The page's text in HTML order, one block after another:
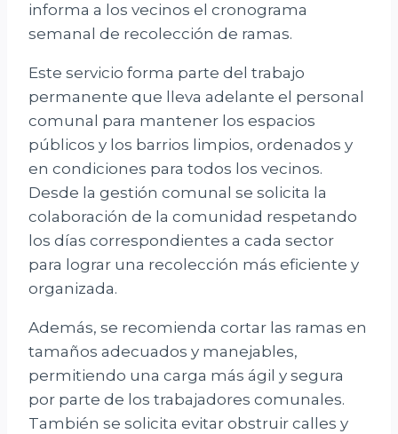
informa a los vecinos el cronograma
semanal de recolección de ramas.
Este servicio forma parte del trabajo
permanente que lleva adelante el personal
comunal para mantener los espacios
públicos y los barrios limpios, ordenados y
en condiciones para todos los vecinos.
Desde la gestión comunal se solicita la
colaboración de la comunidad respetando
los días correspondientes a cada sector
para lograr una recolección más eficiente y
organizada.
Además, se recomienda cortar las ramas en
tamaños adecuados y manejables,
permitiendo una carga más ágil y segura
por parte de los trabajadores comunales.
También se solicita evitar obstruir calles y